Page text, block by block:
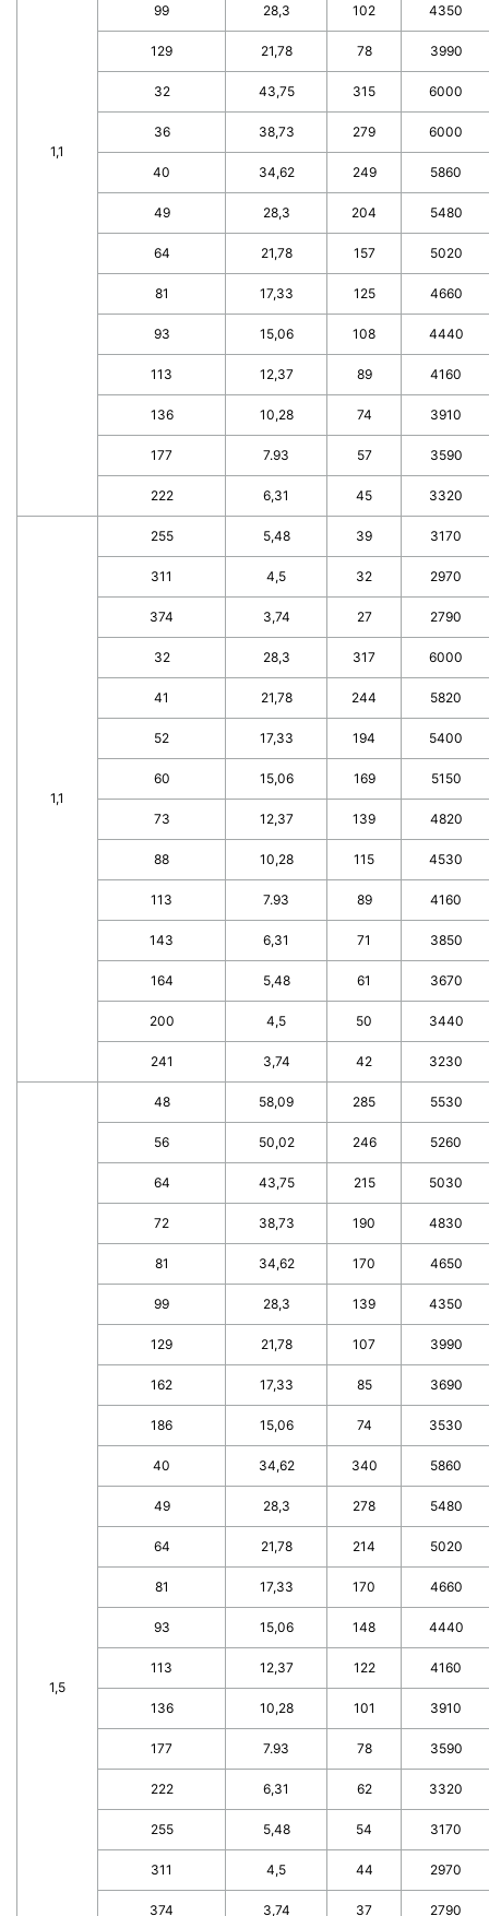
1,1
99 28,3 102 4350
129 21,78 78 3990
32 43,75 315 6000
36 38,73 279 6000
40 34,62 249 5860
49 28,3 204 5480
64 21,78 157 5020
81 17,33 125 4660
93 15,06 108 4440
113 12,37 89 4160
136 10,28 74 3910
177 7.93 57 3590
222 6,31 45 3320
1,1
255 5,48 39 3170
311 4,5 32 2970
374 3,74 27 2790
32 28,3 317 6000
41 21,78 244 5820
52 17,33 194 5400
60 15,06 169 5150
73 12,37 139 4820
88 10,28 115 4530
113 7.93 89 4160
143 6,31 71 3850
164 5,48 61 3670
200 4,5 50 3440
241 3,74 42 3230
1,5
48 58,09 285 5530
56 50,02 246 5260
64 43,75 215 5030
72 38,73 190 4830
81 34,62 170 4650
99 28,3 139 4350
129 21,78 107 3990
162 17,33 85 3690
186 15,06 74 3530
40 34,62 340 5860
49 28,3 278 5480
64 21,78 214 5020
81 17,33 170 4660
93 15,06 148 4440
113 12,37 122 4160
136 10,28 101 3910
177 7.93 78 3590
222 6,31 62 3320
255 5,48 54 3170
311 4,5 44 2970
374 3,74 37 2790